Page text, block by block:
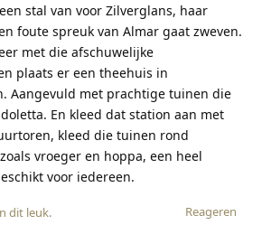
stal van voor Zilverglans, haar
foute spreuk van Almar gaat zweven.
met die afschuwelijke
plaats er een theehuis in
Aangevuld met prachtige tuinen die
En kleed dat station aan met
kleed die tuinen rond
vroeger en hoppa, een heel
voor iedereen.
Reageren
dit leuk.